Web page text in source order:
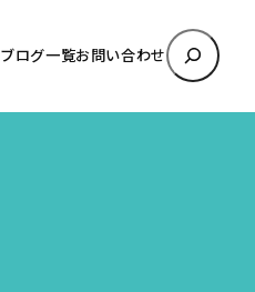
ブログ一覧お問い合わせ
検
索